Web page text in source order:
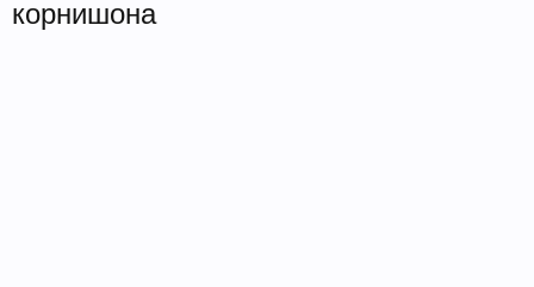
корнишона